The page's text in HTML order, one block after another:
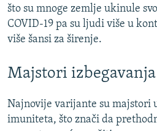
što su mnoge zemlje ukinule
COVID-19 pa su ljudi više u
više šansi za širenje.
Majstori
Najnovije varijante su majstori
imuniteta, što znači da